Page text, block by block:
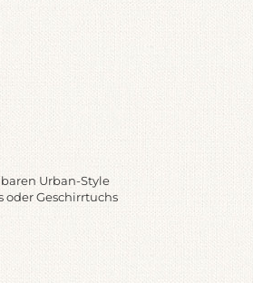
Urban-Style
oder Geschirrtuchs